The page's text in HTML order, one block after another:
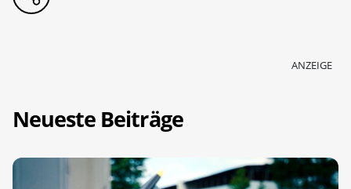
ANZEIGE
Neueste Beiträge